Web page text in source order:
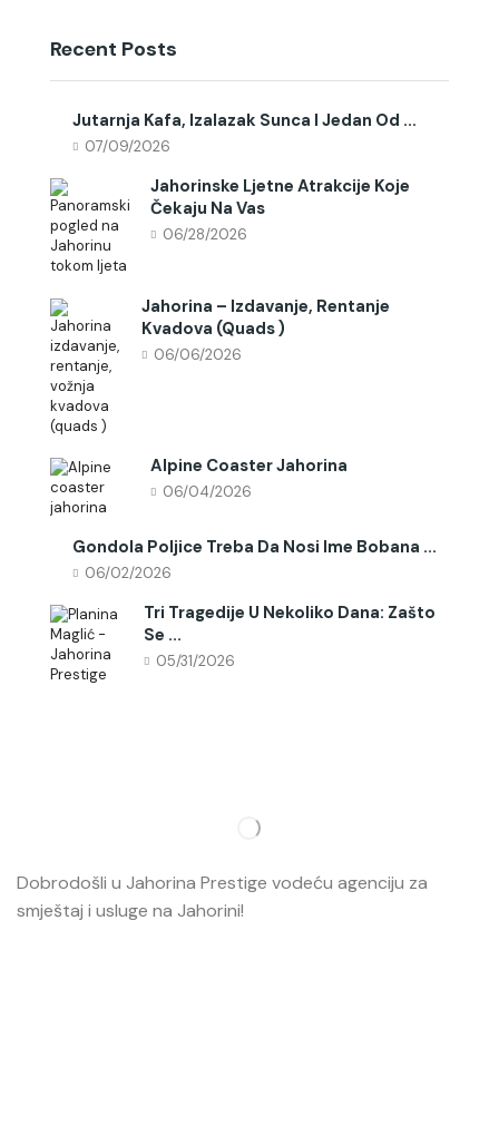
Recent Posts
Jutarnja Kafa, Izalazak Sunca I Jedan Od ...
07/09/2026
Jahorinske Ljetne Atrakcije Koje
Čekaju Na Vas
06/28/2026
Jahorina – Izdavanje, Rentanje
Kvadova (quads )
06/06/2026
Alpine Coaster Jahorina
06/04/2026
Gondola Poljice Treba Da Nosi Ime Bobana ...
06/02/2026
Tri Tragedije U Nekoliko Dana: Zašto
Se ...
05/31/2026
Dobrodošli u Jahorina Prestige vodeću agenciju za
smještaj i usluge na Jahorini!